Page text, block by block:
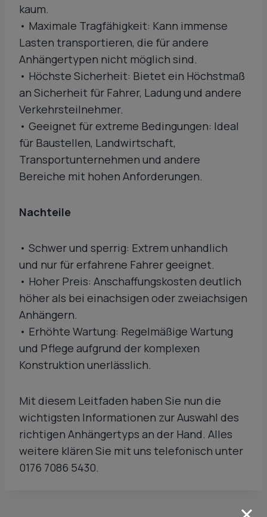
kaum.
• Maximale Tragfähigkeit: Kann immense
Lasten transportieren, die für andere
Anhängertypen nicht möglich sind.
• Höchste Sicherheit: Bietet ein Höchstmaß
an Sicherheit für Fahrer, Ladung und andere
Verkehrsteilnehmer.
• Geeignet für extreme Bedingungen: Ideal
für Baustellen, Landwirtschaft,
Transportunternehmen und andere
Bereiche mit hohen Anforderungen.
Nachteile
• Schwer und sperrig: Extrem unhandlich
und nur für erfahrene Fahrer geeignet.
• Hoher Preis: Anschaffungskosten deutlich
höher als bei einachsigen oder zweiachsigen
Anhängern.
• Erhöhte Wartung: Regelmäßige Wartung
und Pflege aufgrund der komplexen
Konstruktion unerlässlich.
Mit diesem Leitfaden haben Sie nun die
wichtigsten Informationen zur Auswahl des
richtigen Anhängertyps an der Hand. Alles
weitere klären Sie mit uns telefonisch unter
0176 7086 5430.